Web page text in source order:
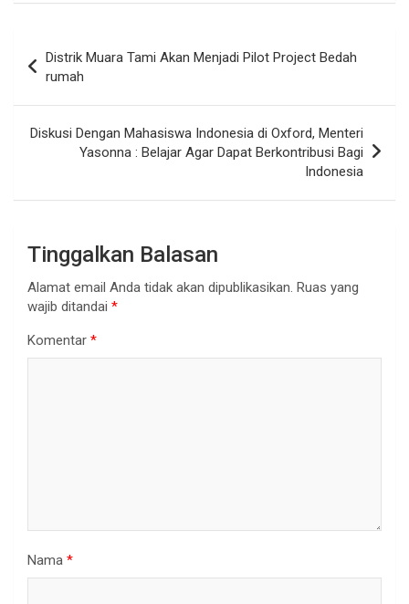
pos
Distrik Muara Tami Akan Menjadi Pilot Project Bedah
rumah
Diskusi Dengan Mahasiswa Indonesia di Oxford, Menteri
Yasonna : Belajar Agar Dapat Berkontribusi Bagi
Indonesia
Tinggalkan Balasan
Alamat email Anda tidak akan dipublikasikan. Ruas yang
wajib ditandai *
Komentar *
Nama *